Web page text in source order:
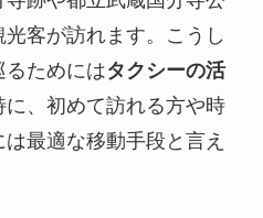
客が訪れます。こうし
るためにはタクシーの活
、初めて訪れる方や時
最適な移動手段と言え